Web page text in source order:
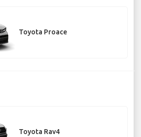
Toyota Proace
Toyota Rav4